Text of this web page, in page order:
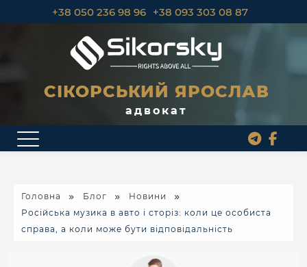
+38 050 236 98 96 +38 093 303 08 87
СІКОРСЬКИЙ ЯРОСЛАВ
адвокат
Головна Блог
Новини
Російська музика в авто і сторіз: коли це особиста
справа, а коли може бути відповідальність